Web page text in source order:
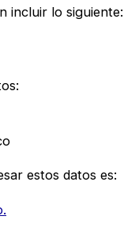
incluir lo siguiente:
estos datos es: